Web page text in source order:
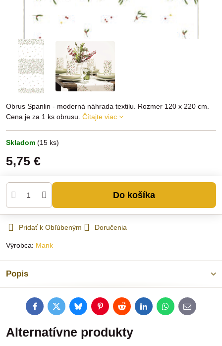
Obrus Spanlin - moderná náhrada textilu. Rozmer 120 x 220 cm.
Cena je za 1 ks obrusu. Čítajte viac
Skladom (15 ks)
5,75 €
Do košíka
Pridať k Obľúbeným Doručenia
Výrobca: Mank
Popis
FacebookTwitterBlueskyPinterestRedditLinkedInWhatsApp
E-
mail
Alternatívne produkty